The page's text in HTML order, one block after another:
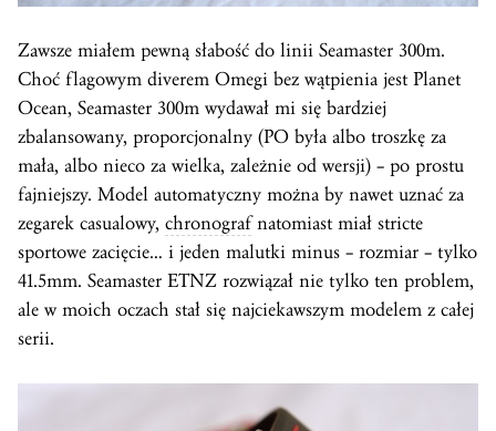
Zawsze miałem pewną słabość do linii Seamaster 300m.
Choć flagowym diverem Omegi bez wątpienia jest Planet
Ocean, Seamaster 300m wydawał mi się bardziej
zbalansowany, proporcjonalny (PO była albo troszkę za
mała, albo nieco za wielka, zależnie od wersji) – po prostu
fajniejszy. Model automatyczny można by nawet uznać za
zegarek casualowy, chronografnatomiast miał stricte
sportowe zacięcie… i jeden malutki minus – rozmiar – tylko
41.5mm. Seamaster ETNZ rozwiązał nie tylko ten problem,
ale w moich oczach stał się najciekawszym modelem z całej
serii.